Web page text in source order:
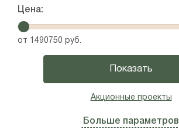
Цена:
от 1490750 руб.
Акционные проекты
Больше параметров
10x8
Плоская крыша